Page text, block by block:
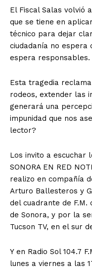
El Fiscal Salas volvió
que se tiene en
técnico para dejar
ciudadanía no espera
espera responsables.
Esta tragedia
rodeos, extender las
generará una
impunidad que nos
lector?
Los invito a escuchar
SONORA EN RED
realizo en compañía
Arturo Ballesteros y
del cuadrante de
de Sonora, y por la
Tucson TV, en el sur
Y en Radio Sol 104.7
lunes a viernes a las